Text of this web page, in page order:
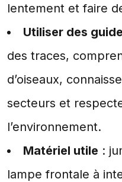
lentement et faire
Utiliser des
des traces,
d’oiseaux,
secteurs et
l’environnement.
Matériel utile :
lampe frontale à